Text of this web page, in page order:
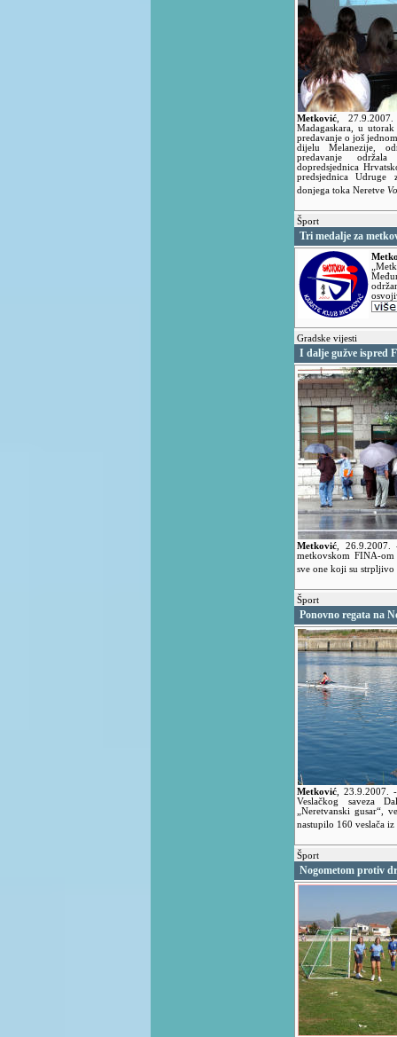
Metković
Madagaskara, u
predavanje o još
dijelu Melanezije,
predavanje
dopredsjednica
predsjednica
donjega toka Neretve
Šport
Tri medalje za
Gradske vijesti
I dalje gužve ispred
Metković 26.9.2007.
metkovskom FINA-
sve one koji su
Šport
Ponovno regata na
Metković ,23.9.2007.
Veslačkog saveza
„Neretvanski gusar“,
nastupilo 160 veslača
Šport
Nogometom protiv